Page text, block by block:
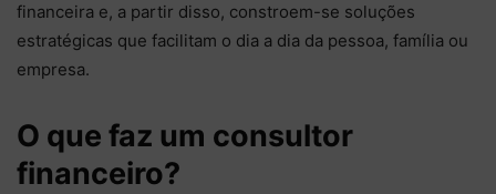
financeira e, a partir disso, constroem-se soluções
estratégicas que facilitam o dia a dia da pessoa, família ou
empresa.
O que faz um consultor
financeiro?